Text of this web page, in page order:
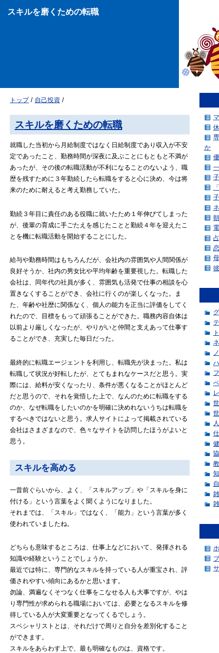
スキルを磨くための転職
トップ/ 自己投資 /
スキルを磨くための転職
就職した当初から月給制度ではなく日給制度であり収入が不安
定であったこと、勤務時間が深夜に及ぶことにもともと不満が
あったが、その後の転職活動が不利になることのないよう、職
歴を残すために３年勤続したら転職をすると心に決め、今は将
来のために耐えると考え勤務していた。
勤続３年目に責任のある役職に就いたため１年伸びてしまった
が、後輩の育成に手ごたえを感じたことと勤続４年を迎えたこ
とを機に転職活動を開始することにした。
給与や勤務時間はもちろんだが、会社内の雰囲気や人間関係が
良好そうか、社内の男女比や平均年齢を重要視した。転職した
会社は、同年代の社員が多く、雰囲気も活発で仕事の相談を心
置きなくすることができ、会社に行くのが楽しくなった。ま
た、年齢や社歴に関係なく、個人の能力を正当に評価をしてく
れたので、目標をもって頑張ることができた。職務内容自体は
以前より厳しくなったが、やりがいと仲間と支えあって仕事す
ることができ、充実した毎日だった。
最終的に転職エージェントを利用し、転職先が決まった。私は
転職して状況が好転したが、とてもまれなケースだと思う。実
際には、給料が安くなったり、条件が悪くなることがほとんど
だと思うので、それを覚悟した上で、なんのために転職をする
のか、なぜ転職をしたいのかを明確に決めれないうちは転職を
するべきではないと思う。求人サイトによって掲載されている
会社はさまざまなので、色々なサイトを訪問したほうがよいと
思う。
スキルを高める
一昔前ぐらいから、よく、「スキルアップ」や「スキルを身に
付ける」という言葉をよく聞くようになりました。
それまでは、「スキル」ではなく、「能力」という言葉が多く
使われていましたね。
どちらも意味するところは、仕事上などにおいて、発揮される
知識や経験ということでしょうか。
最近では特に、専門的なスキルを持っている人が重宝され、評
価されやすい傾向にあるかと思います。
勿論、満遍なくそつなく仕事をこなせる人も大事ですが、やは
り専門性が求められる職場においては、必要となるスキルを修
得している人が大変重要となってくるでしょう。
スペシャリストとは、それだけで周りと自分を差別化すること
ができます。
スキルをあらわす上で、最も明確なものは、資格です。
か